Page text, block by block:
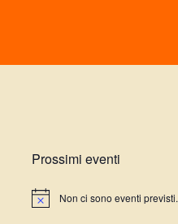
Prossimi eventi
Non ci sono eventi previsti.